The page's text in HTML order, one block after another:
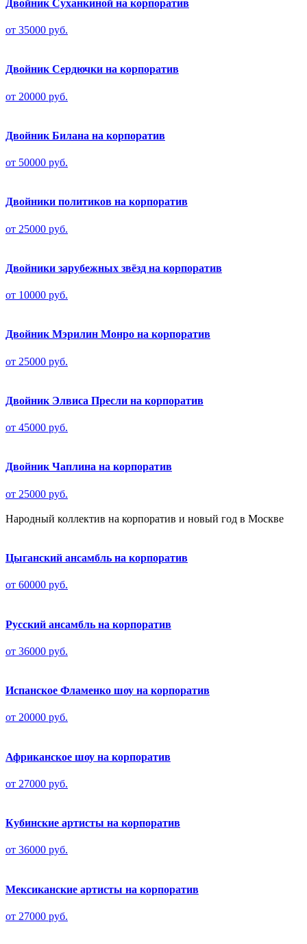
Двойник Суханкиной на корпоратив
от 35000 руб.
Двойник Сердючки на корпоратив
от 20000 руб.
Двойник Билана на корпоратив
от 50000 руб.
Двойники политиков на корпоратив
от 25000 руб.
Двойники зарубежных звёзд на корпоратив
от 10000 руб.
Двойник Мэрилин Монро на корпоратив
от 25000 руб.
Двойник Элвиса Пресли на корпоратив
от 45000 руб.
Двойник Чаплина на корпоратив
от 25000 руб.
Народный коллектив на корпоратив и новый год в Москве
Цыганский ансамбль на корпоратив
от 60000 руб.
Русский ансамбль на корпоратив
от 36000 руб.
Испанское Фламенко шоу на корпоратив
от 20000 руб.
Африканское шоу на корпоратив
от 27000 руб.
Кубинские артисты на корпоратив
от 36000 руб.
Мексиканские артисты на корпоратив
от 27000 руб.